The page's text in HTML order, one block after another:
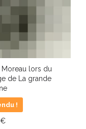
Moreau lors du
de La grande
!
€